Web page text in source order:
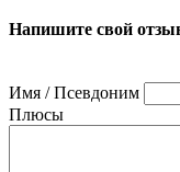
Напишите свой
Имя / Псевдоним
Плюсы